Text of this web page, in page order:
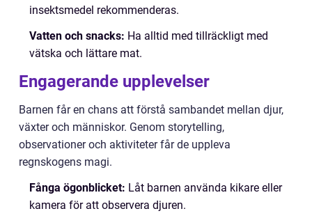
insektsmedel rekommenderas.
Vatten och snacks: Ha alltid med tillräckligt med
vätska och lättare mat.
Engagerande upplevelser
Barnen får en chans att förstå sambandet mellan djur,
växter och människor. Genom storytelling,
observationer och aktiviteter får de uppleva
regnskogens magi.
Fånga ögonblicket: Låt barnen använda kikare eller
kamera för att observera djuren.